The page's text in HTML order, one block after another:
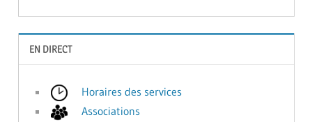
EN DIRECT
Horaires des services
Associations